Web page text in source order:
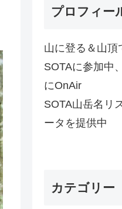
プロフィー
山に登る＆山頂
SOTAに参加中
にOnAir
SOTA山岳名リ
ータを提供中
カテゴリー